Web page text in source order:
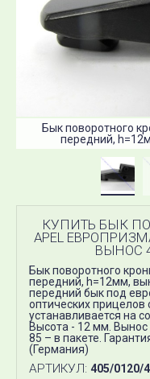
Бык поворотного
передний,
КУПИТЬ БЫК
APEL
ВЫНОС
Бык поворотного
передний, h=12мм,
передний бык под
оптических
устанавливается на
Высота - 12 мм. Вынос
85 – в пакете.
(Германия)
АРТИКУЛ: 405/0120/